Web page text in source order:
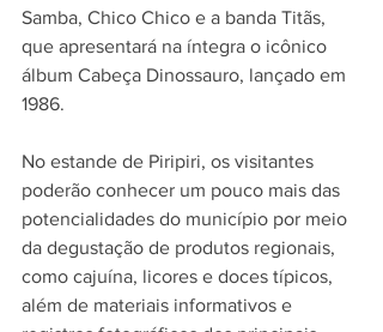
Samba, Chico Chico e a banda Titãs,
que apresentará na íntegra o icônico
álbum Cabeça Dinossauro, lançado em
1986.
No estande de Piripiri, os visitantes
poderão conhecer um pouco mais das
potencialidades do município por meio
da degustação de produtos regionais,
como cajuína, licores e doces típicos,
além de materiais informativos e